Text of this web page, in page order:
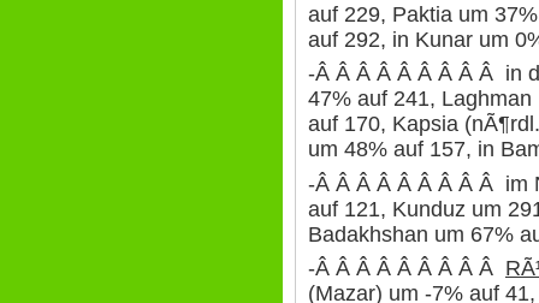
auf 229, Paktia um
auf 292, in Kunar um
-Â Â Â Â Â Â Â Â Â in
47% auf 241,
auf 170, Kapsia
um 48% auf 157, in
-Â Â Â Â Â Â Â Â Â im
auf 121, Kunduz um
Badakhshan um 67%
-Â Â Â Â Â Â Â Â Â
(Mazar) um -7% auf